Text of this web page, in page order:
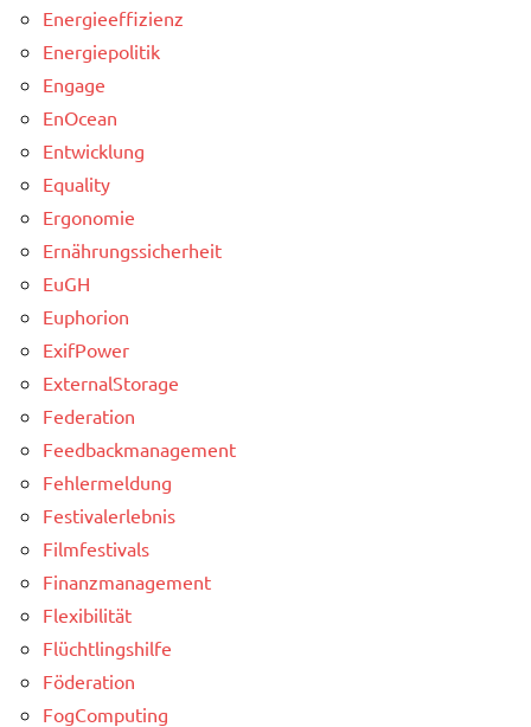
Energieeffizienz
Energiepolitik
Engage
EnOcean
Entwicklung
Equality
Ergonomie
Ernährungssicherheit
EuGH
Euphorion
ExifPower
ExternalStorage
Federation
Feedbackmanagement
Fehlermeldung
Festivalerlebnis
Filmfestivals
Finanzmanagement
Flexibilität
Flüchtlingshilfe
Föderation
FogComputing